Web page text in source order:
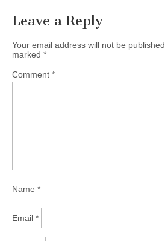
Leave a Reply
Your email address will not be published.
marked *
Comment *
Name *
Email *